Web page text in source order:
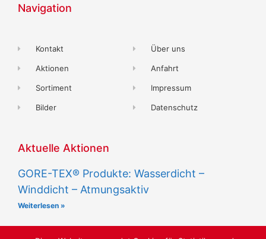
Navigation
Kontakt
Aktionen
Sortiment
Bilder
Über uns
Anfahrt
Impressum
Datenschutz
Aktuelle Aktionen
GORE-TEX® Produkte: Wasserdicht –
Winddicht – Atmungsaktiv
Weiterlesen »